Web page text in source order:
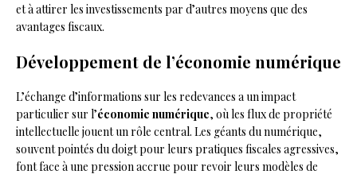
et à attirer les investissements par d’autres moyens que des
avantages fiscaux.
Développement de l’économie numérique
L’échange d’informations sur les redevances a un impact
particulier sur l’économie numérique, où les flux de propriété
intellectuelle jouent un rôle central. Les géants du numérique,
souvent pointés du doigt pour leurs pratiques fiscales agressives,
font face à une pression accrue pour revoir leurs modèles de